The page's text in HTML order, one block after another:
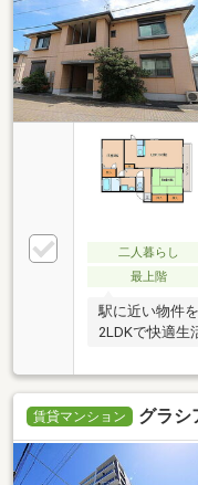
二人暮らし
最上階
駅に近い物件
2LDKで快適生
賃貸マンション グラ